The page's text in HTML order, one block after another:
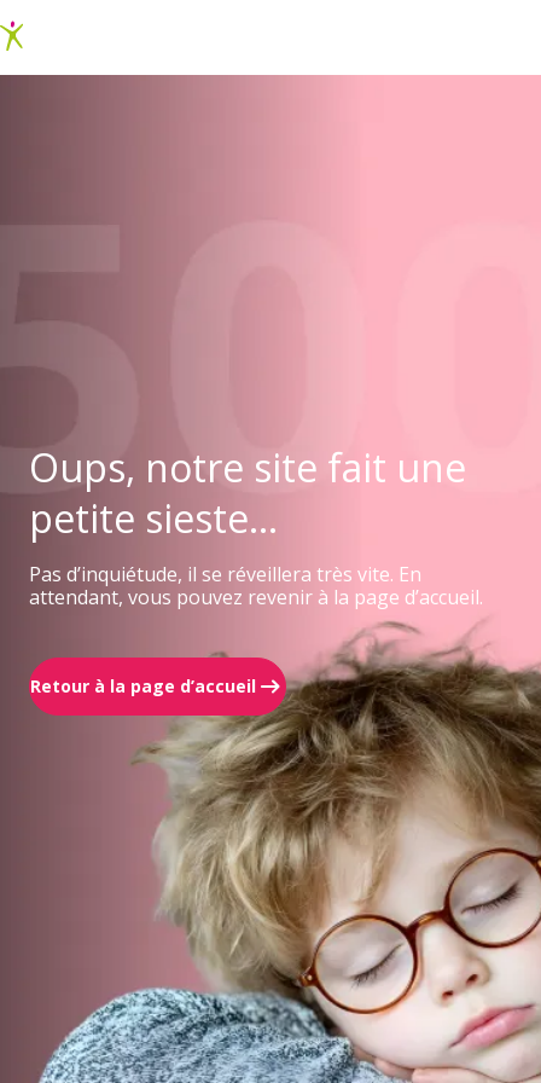
Oups, notre site fait une
petite sieste...
Pas d’inquiétude, il se réveillera très vite. En
attendant, vous pouvez revenir à la page d’accueil.
Retour à la page d’accueil